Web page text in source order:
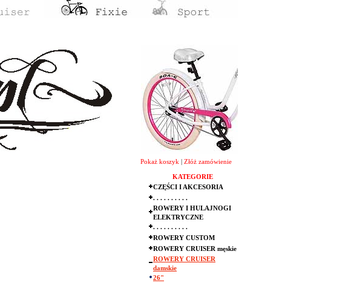
Pokaż koszyk Złóż zamówienie
KATEGORIE
CZĘŚCI I AKCESORIA
. . . . . . . . . .
ROWERY I HULAJNOGI
ELEKTRYCZNE
. . . . . . . . . .
ROWERY CUSTOM
ROWERY CRUISER męskie
ROWERY CRUISER
damskie
26"